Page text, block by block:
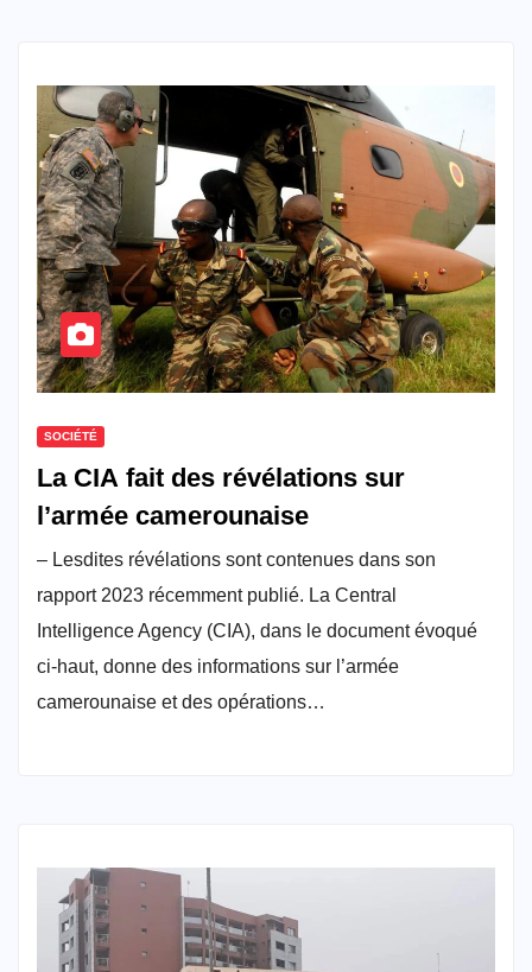
SOCIÉTÉ
La CIA fait des révélations sur
l’armée camerounaise
– Lesdites révélations sont contenues dans son
rapport 2023 récemment publié. La Central
Intelligence Agency (CIA), dans le document évoqué
ci-haut, donne des informations sur l’armée
camerounaise et des opérations…